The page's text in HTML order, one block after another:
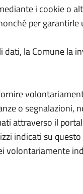
i cookie o
per
la Comune la
o segnalazioni,
attraverso il
indicati su